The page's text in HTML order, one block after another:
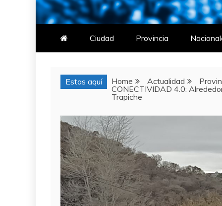
FM LATINA
NOTICIAS
Ciudad Provincia
Estas aquí Home Actualidad
CONECTIVIDAD 4.0:
Trapiche